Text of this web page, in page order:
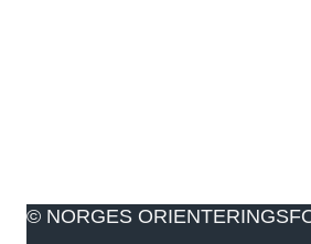
© NORGES